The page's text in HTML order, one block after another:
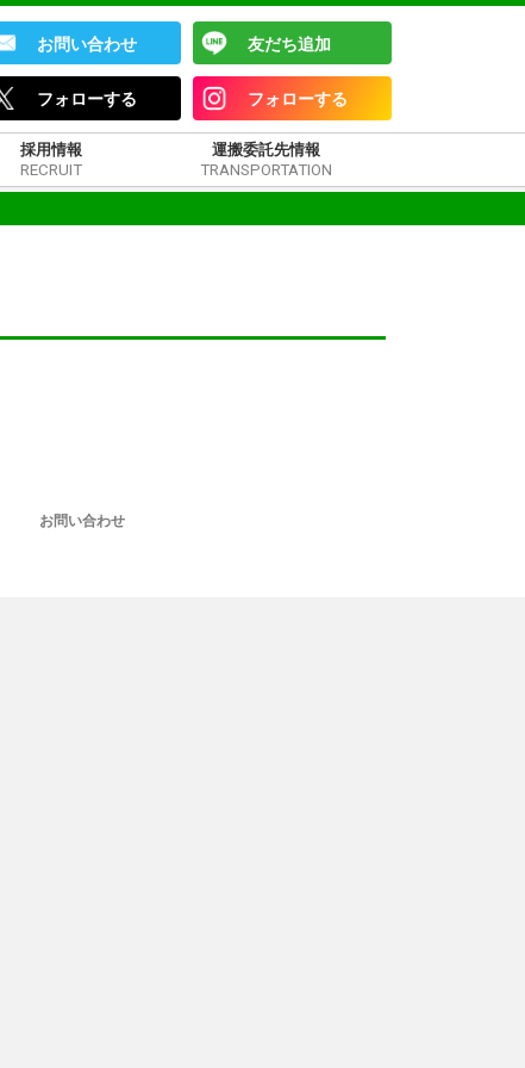
お問い合わせ 友だち追加
フォローする フォローする
採用情報
RECRUIT
運搬委託先情報
TRANSPORTATION
お問い合わせ